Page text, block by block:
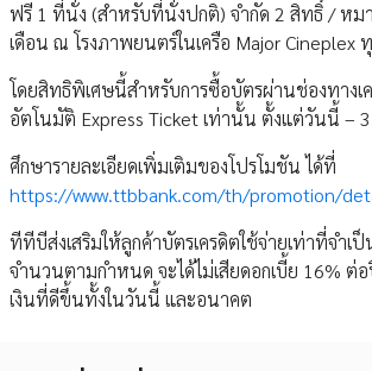
ฟรี 1 ที่นั่ง (สำหรับที่นั่งปกติ) จำกัด 2 สิทธิ์ / หม
เดือน ณ โรงภาพยนตร์ในเครือ Major Cineplex
โดยสิทธิพิเศษนี้สำหรับการซื้อบัตรผ่านช่องทางเ
อัตโนมัติ Express Ticket เท่านั้น ตั้งแต่วันนี้ –
ศึกษารายละเอียดเพิ่มเติมของโปรโมชัน ได้ที่
https://www.ttbbank.com/th/promotion/
ทีทีบีส่งเสริมให้ลูกค้าบัตรเครดิตใช้จ่ายเท่าที่จำเ
จำนวนตามกำหนด จะได้ไม่เสียดอกเบี้ย 16% ต่
เงินที่ดีขึ้นทั้งในวันนี้ และอนาคต